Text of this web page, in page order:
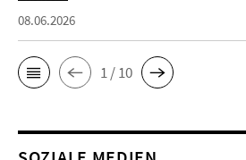
08.06.2026
1 / 10